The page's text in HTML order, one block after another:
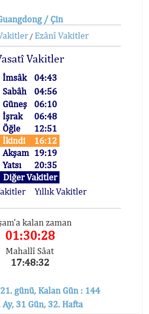
/ Çin
/ Ezânî Vakitler
Vakitler
İmsâk
04:43
Sabâh
04:56
Güneş
06:10
İşrak
06:48
Öğle
12:51
İkindi
16:12
Akşam 19:19
Yatsı
20:35
Diğer Vakitler
Yıllık Vakitler
kalan zaman
01:30:28
Mahallî Sâat
17:48:32
günü, Kalan Gün : 144
Ay, 31 Gün, 32. Hafta